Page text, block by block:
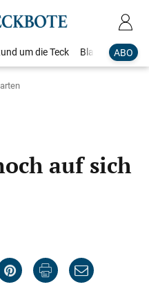
ABO
um die Teck Blaulicht
auf sich